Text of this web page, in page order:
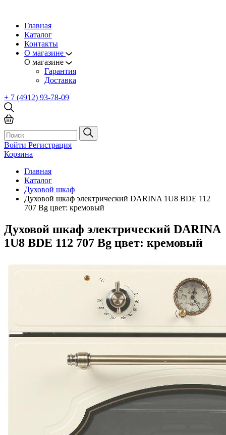
Главная
Каталог
Контакты
О магазине
О магазине
Гарантия
Доставка
+ 7 (4912) 93-78-09
Войти Регистрация
Корзина
Главная
Каталог
Духовой шкаф
Духовой шкаф электрический DARINA 1U8 BDE 112
707 Bg цвет: кремовый
Духовой шкаф электрический DARINA
1U8 BDE 112 707 Bg цвет: кремовый